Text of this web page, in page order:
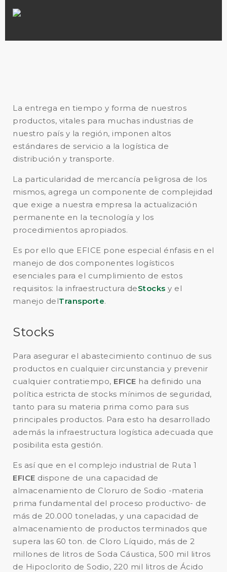
La entrega en tiempo y forma de nuestros
productos, vitales para muchas industrias de
nuestro país y la región, imponen altos
estándares de servicio a la logística de
distribución y transporte.
La particularidad de mercancía peligrosa de los
mismos, agrega un componente de complejidad
que exige a nuestra empresa la actualización
permanente en la tecnología y los
procedimientos apropiados.
Es por ello que EFICE pone especial énfasis en el
manejo de dos componentes logísticos
esenciales para el cumplimiento de estos
requisitos: la infraestructura deStocks y el
manejo delTransporte.
Stocks
Para asegurar el abastecimiento continuo de sus
productos en cualquier circunstancia y prevenir
cualquier contratiempo, EFICE ha definido una
política estricta de stocks mínimos de seguridad,
tanto para su materia prima como para sus
principales productos. Para esto ha desarrollado
además la infraestructura logística adecuada que
posibilita esta gestión.
Es así que en el complejo industrial de Ruta 1
EFICE dispone de una capacidad de
almacenamiento de Cloruro de Sodio -materia
prima fundamental del proceso productivo- de
más de 20.000 toneladas, y una capacidad de
almacenamiento de productos terminados que
supera las 60 ton. de Cloro Líquido, más de 2
millones de litros de Soda Cáustica, 500 mil litros
de Hipoclorito de Sodio, 220 mil litros de Ácido